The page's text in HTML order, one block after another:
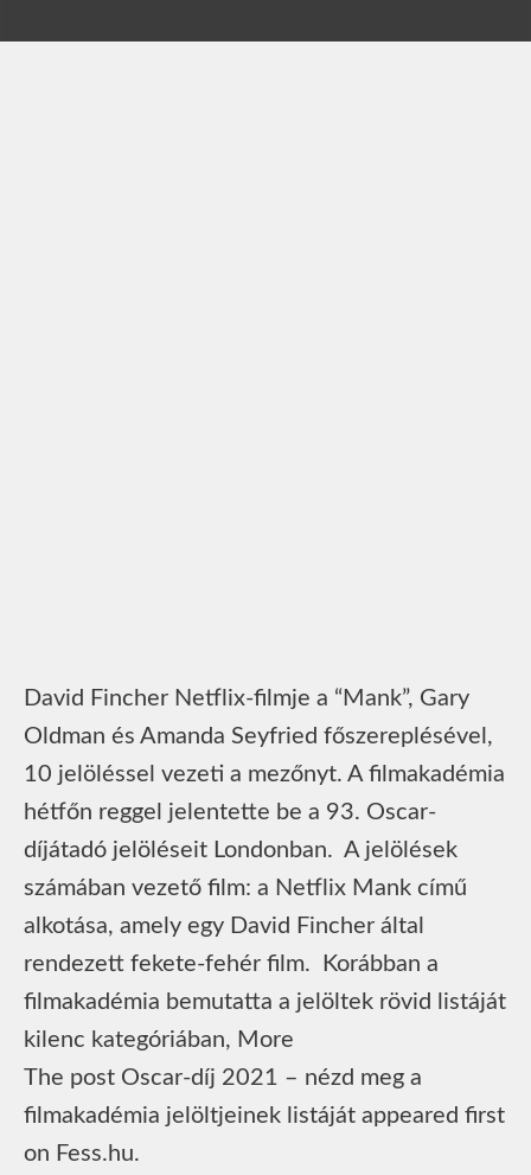
David Fincher Netflix-filmje a “Mank”, Gary
Oldman és Amanda Seyfried főszereplésével,
10 jelöléssel vezeti a mezőnyt. A filmakadémia
hétfőn reggel jelentette be a 93. Oscar-
díjátadó jelöléseit Londonban. A jelölések
számában vezető film: a Netflix Mank című
alkotása, amely egy David Fincher által
rendezett fekete-fehér film. Korábban a
filmakadémia bemutatta a jelöltek rövid listáját
kilenc kategóriában, More
The post Oscar-díj 2021 – nézd meg a
filmakadémia jelöltjeinek listáját appeared first
on Fess.hu.